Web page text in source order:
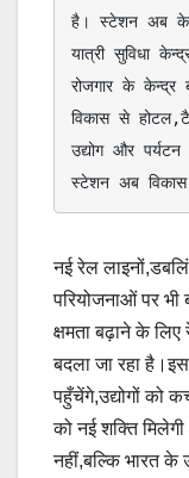
है। स्टेशन अब
यात्री सुविधा
रोजगार के
विकास से
उद्योग और
स्टेशन अब
नई रेल
परियोजनाओं पर भी
क्षमता बढ़ाने के
बदला जा रहा
पहुँचेंगे,उद्योगों को
को नई शक्ति
नहीं,बल्कि भारत के